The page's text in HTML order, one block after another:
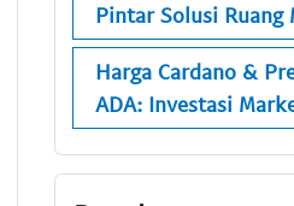
Pintar Solusi Ruang
Harga Cardano &
ADA: Investasi